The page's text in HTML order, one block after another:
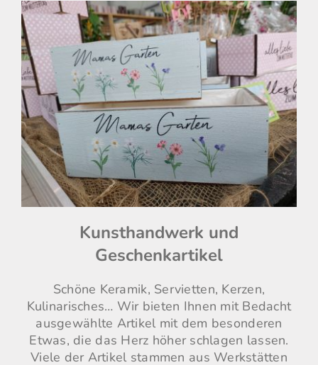
Kunsthandwerk und
Geschenkartikel
Schöne Keramik, Servietten, Kerzen,
Kulinarisches… Wir bieten Ihnen mit Bedacht
ausgewählte Artikel mit dem besonderen
Etwas, die das Herz höher schlagen lassen.
Viele der Artikel stammen aus Werkstätten